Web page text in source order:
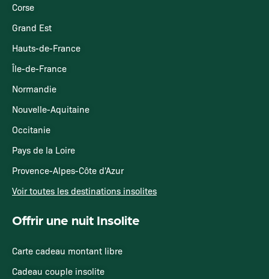
Corse
Grand Est
Hauts-de-France
Île-de-France
Normandie
Nouvelle-Aquitaine
Occitanie
Pays de la Loire
Provence-Alpes-Côte d'Azur
Voir toutes les destinations insolites
Offrir une nuit Insolite
Carte cadeau montant libre
Cadeau couple insolite